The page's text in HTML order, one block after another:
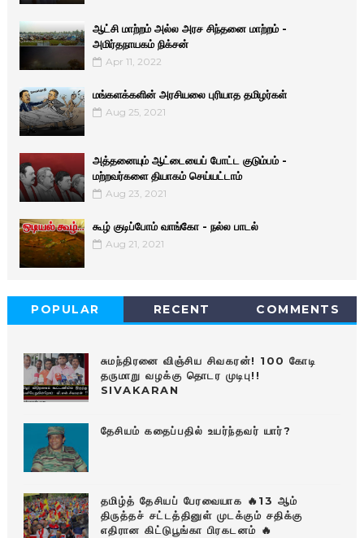
ஆட்சி மாற்றம் அல்ல அரச சிந்தனை மாற்றம் -
அமிர்தநாயகம் நிக்சன்
Apr 11, 2022
மங்களக்களின் அரசியலை புரியாத தமிழர்கள்
Aug 25, 2021
அத்தனையும் ஆட்டையைப் போட்ட குடும்பம் -
மற்றவர்களை தியாகம் செய்யட்டாம்
Aug 23, 2021
கூழ் குடிப்போம் வாங்கோ - நல்ல பாடல்
Aug 21, 2021
POPULAR RECENT COMMENTS
சுமந்திரனை விஞ்சிய சிவகரன்! 100 கோடி
தருமாறு வழக்கு தொடர முடிபு!!
SIVAKARAN
தேசியம் கதைப்பதில் உயர்ந்தவர் யார்?
தமிழ்த் தேசியப் பேரவையாக 🔥13 ஆம்
திருத்தச் சட்டத்தினுள் முடக்கும் சதிக்கு
எதிரான கிட்டுபூங்கா பிரகடனம் 🔥